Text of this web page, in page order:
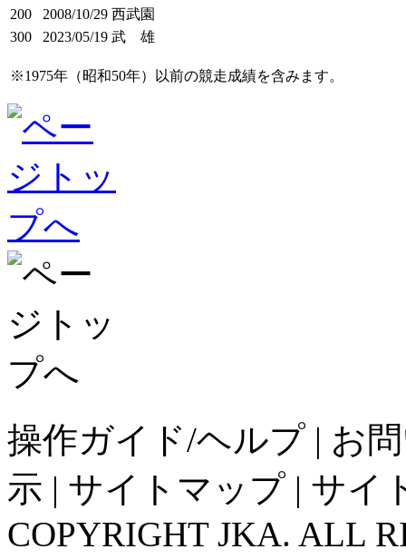
200
2008/10/29 西武園
300
2023/05/19 武 雄
※1975年（昭和50年）以前の競走成績を含みます。
操作ガイド/ヘルプ | お
示 | サイトマップ | サイ
COPYRIGHT JKA. ALL